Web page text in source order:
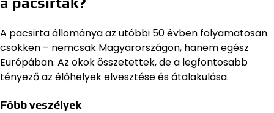
A pacsirta állománya az utóbbi 50 évben folyamatosan
csökken – nemcsak Magyarországon, hanem egész
Európában. Az okok összetettek, de a legfontosabb
tényező az élőhelyek elvesztése és átalakulása.
Főbb veszélyek